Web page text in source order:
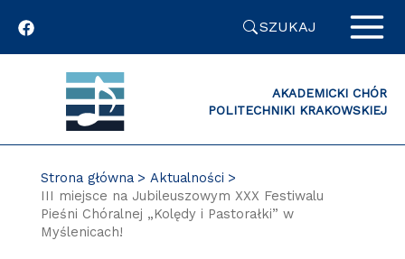
SZUKAJ
AKADEMICKI CHÓR
POLITECHNIKI KRAKOWSKIEJ
Strona główna
Aktualności
III miejsce na Jubileuszowym XXX Festiwalu
Pieśni Chóralnej „Kolędy i Pastorałki” w
Myślenicach!